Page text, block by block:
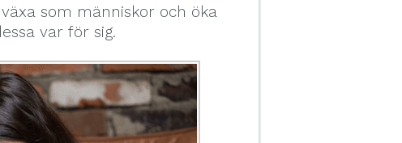
som människor och öka
var för sig.